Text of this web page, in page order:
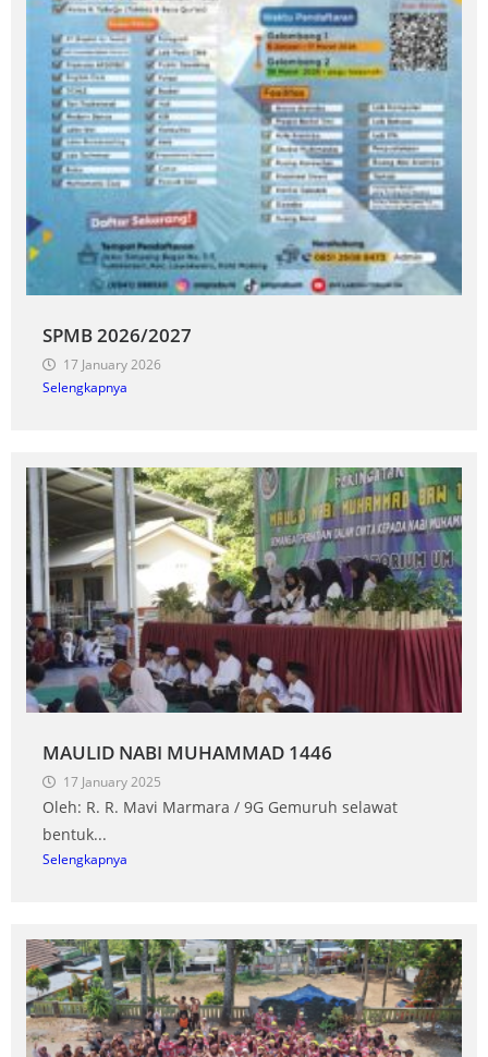
SPMB 2026/2027
17 January 2026
Selengkapnya
MAULID NABI MUHAMMAD 1446
17 January 2025
Oleh: R. R. Mavi Marmara / 9G Gemuruh selawat
bentuk...
Selengkapnya